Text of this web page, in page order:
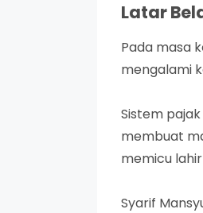
Latar
Pada masa
mengalami
Sistem
membuat
memicu
Syarif